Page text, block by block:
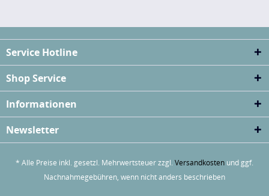
Service Hotline
Shop Service
Informationen
Newsletter
* Alle Preise inkl. gesetzl. Mehrwertsteuer zzgl. Versandkosten und ggf.
Nachnahmegebühren, wenn nicht anders beschrieben